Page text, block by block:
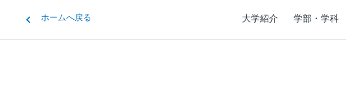
ホームへ戻る 大学紹介 学部・学科